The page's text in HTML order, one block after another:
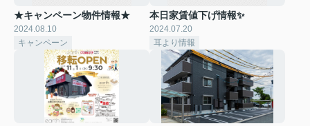
★キャンペーン物件情報★
2024.08.10
キャンペーン
本日家賃値下げ情報✨
2024.07.20
耳より情報